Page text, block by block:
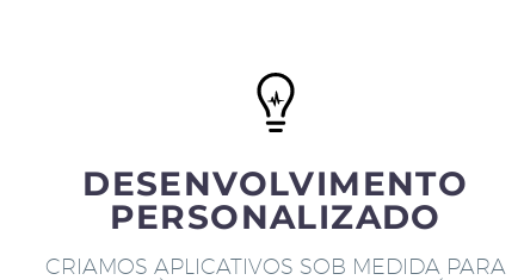
DESENVOLVIMENTO
PERSONALIZADO
CRIAMOS APLICATIVOS SOB MEDIDA PARA